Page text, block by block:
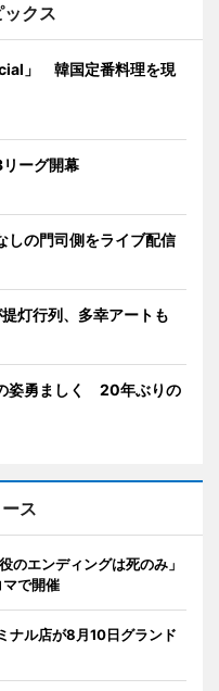
クス
」 韓国定番料理を現
ーグ開幕
しの門司側をライブ配信
灯行列、多幸アートも
姿勇ましく 20年ぶりの
ス
のエンディングは死のみ」
で開催
ナル店が8月10日グランド